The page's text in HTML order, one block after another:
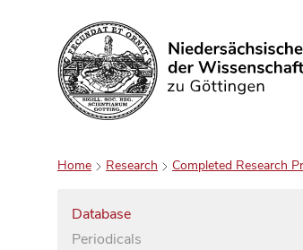
Search
Home Research Completed Research
Database
Periodicals